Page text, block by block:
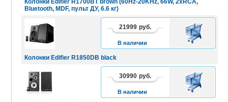
Колонки Edifier R1700BT brown (60Hz-20KHz, 66W, 2xRCA,
Bluetooth, MDF, пульт ДУ, 6.6 кг)
Колонки Edifier R1850DB black
21999 руб.
В наличии
В
КОРЗИНУ
30990 руб.
В наличии
В
КОРЗИНУ